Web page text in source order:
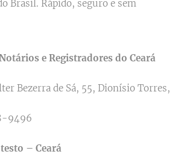
Brasil. Rápido, seguro e sem
e Registradores do Ceará
Bezerra de Sá, 55, Dionísio Torres,
9496
– Ceará